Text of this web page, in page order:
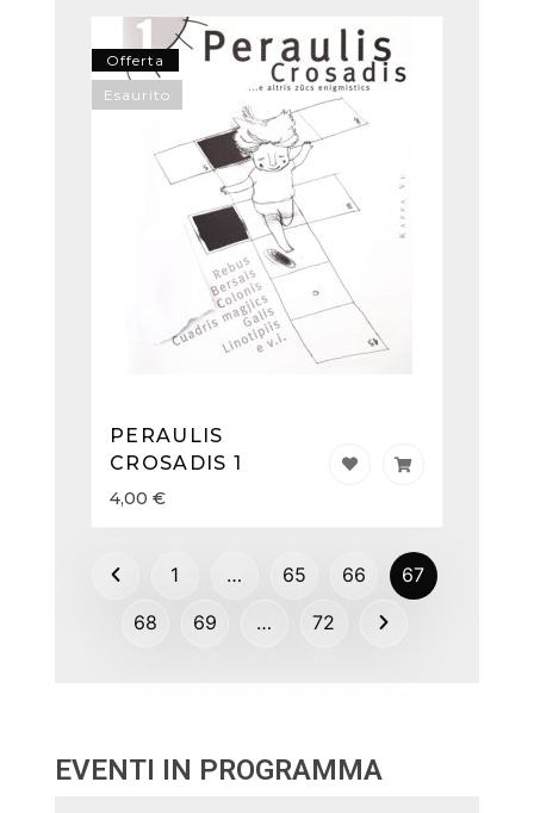
Offerta
Esaurito
PERAULIS
CROSADIS 1
4,00 €
1 … 65 66
67
68
69 … 72
EVENTI IN PROGRAMMA